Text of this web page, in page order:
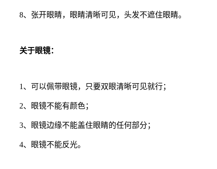
8、张开眼睛，眼睛清晰可见，头发不遮住眼睛。
关于眼镜：
1、可以佩带眼镜，只要双眼清晰可见就行；
2、眼镜不能有颜色；
3、眼镜边缘不能盖住眼睛的任何部分；
4、眼镜不能反光。